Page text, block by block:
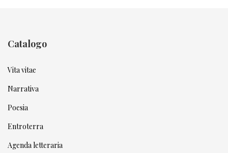
Catalogo
Vita vitae
Narrativa
Poesia
Entroterra
Agenda letteraria